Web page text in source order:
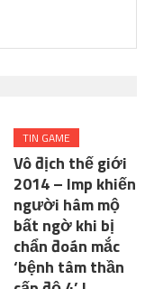
TIN GAME
Vô địch thế giới
2014 – Imp khiến
người hâm mộ
bất ngờ khi bị
chẩn đoán mắc
‘bệnh tâm thần